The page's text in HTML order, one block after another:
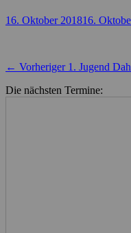
Posted
16. Oktober 201816.
← Vorheriger Vorheriger
1. Jugend
Die nächsten Termine: